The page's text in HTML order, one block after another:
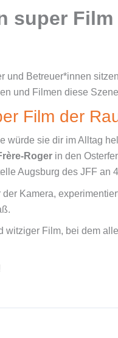
super
Film der
würde sie dir im Alltag
Roger in den
Augsburg des JFF an
Kamera,
witziger Film, bei dem